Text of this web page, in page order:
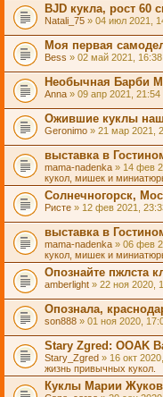
BJD кукла, рост 60
Natali_75 » 04 июл 2021,
Моя первая
Bess » 02 май 2021,
Необычная Барби
Anna » 09 апр 2021,
Ожившие куклы
Geronimo » 21 мар 2021,
выставка в
mama-nadenka » 14 фев
кукол, мишек и
Солнечногорск,
Ристе » 12 фев 2021,
выставка в
mama-nadenka » 06 фев
кукол, мишек и
Опознайте пжлста
amberlight » 22 ноя 2020,
Опознала,
son888 » 01 ноя 2020,
Stary Zgred: OOAK
Stary_Zgred » 16 окт
жизнь привычных кукол.
Куклы Марии